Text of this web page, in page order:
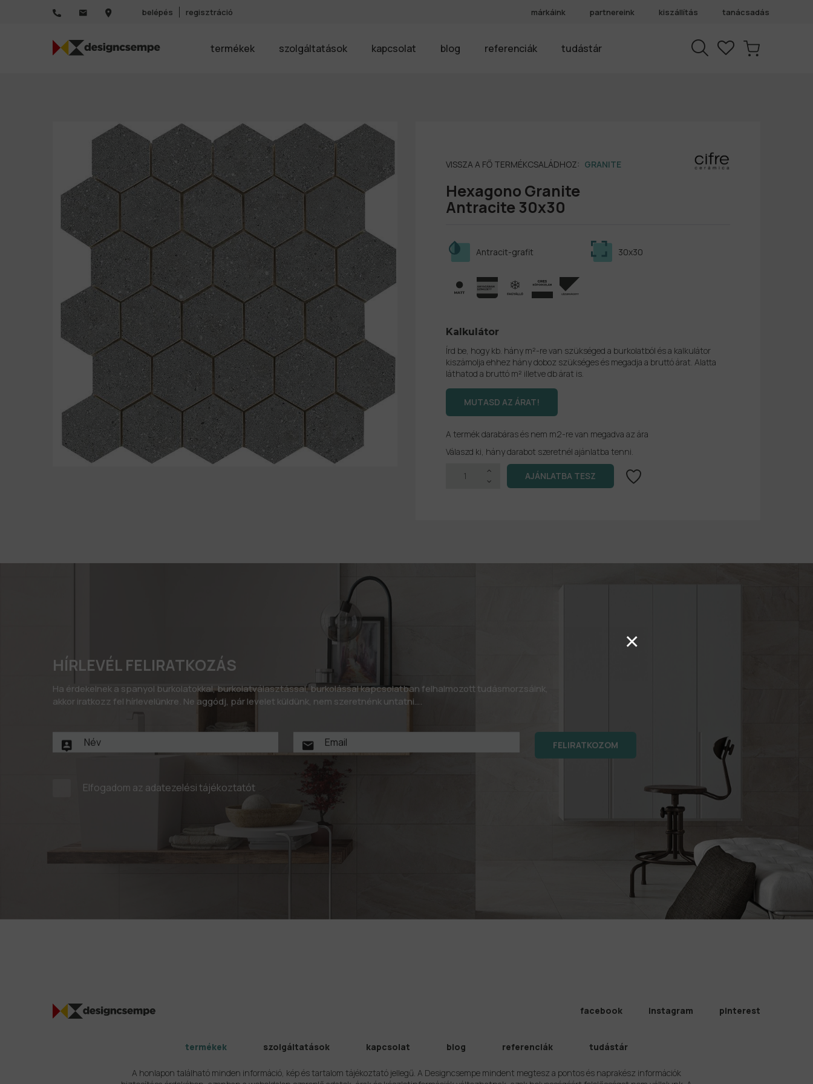
belépés regisztráció márkáink partnereink kiszállítás tanácsadás
termékek szolgáltatások kapcsolat blog referenciák tudástár
VISSZA A FŐ TERMÉKCSALÁDHOZ: GRANITE
Hexagono Granite
Antracite 30x30
30x30
Antracit-grafit
Kalkulátor
Írd be, hogy kb. hány m²-re van szükséged a burkolatból és a kalkulátor
kiszámolja ehhez hány doboz szükséges és megadja a bruttó árat. Alatta
láthatod a bruttó m² illetve db árat is.
A termék darabáras és nem m2-re van megadva az ára
Válaszd ki, hány darabot szeretnél ajánlatba tenni.
HÍRLEVÉL FELIRATKOZÁS
Ha érdekelnek a spanyol burkolatokkal, burkolatválasztással, burkolással kapcsolatban felhalmozott tudásmorzsáink,
akkor iratkozz fel hírlevelünkre. Ne aggódj, pár levelet küldünk, nem szeretnénk untatni….
FELIRATKOZOM
Elfogadom az adatezelési tájékoztatót
facebook instagram pinterest
termékek szolgáltatások kapcsolat blog referenciák tudástár
A honlapon található minden információ, kép és tartalom tájékoztató jellegű. A Designcsempe mindent megtesz a pontos és naprakész információk
×